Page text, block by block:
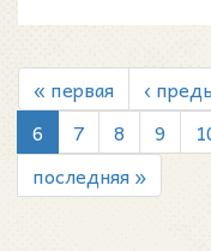
« первая ‹
6
7 8 9
последняя »